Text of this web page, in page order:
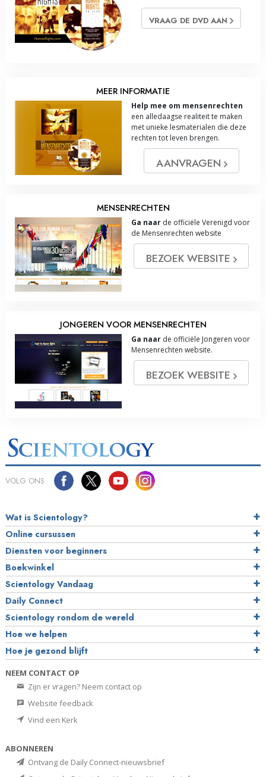
VRAAG DE DVD AAN
MEER INFORMATIE
Help mee om mensenrechten
een alledaagse realiteit te maken
met unieke lesmaterialen die deze
rechten tot leven brengen.
AANVRAGEN
MENSENRECHTEN
Ga naar de officiële Verenigd voor
de Mensenrechten website
BEZOEK WEBSITE
JONGEREN VOOR MENSENRECHTEN
Ga naar de officiële Jongeren voor
Mensenrechten website.
BEZOEK WEBSITE
VOLG ONS
Wat is Scientology?
Online cursussen
Diensten voor beginners
Boekwinkel
Scientology Vandaag
Daily Connect
Scientology rondom de wereld
Hoe we helpen
Hoe je gezond blijft
NEEM CONTACT OP
Zijn er vragen? Neem contact op
Website feedback
Vind een Kerk
ABONNEREN
Ontvang de Daily Connect-nieuwsbrief